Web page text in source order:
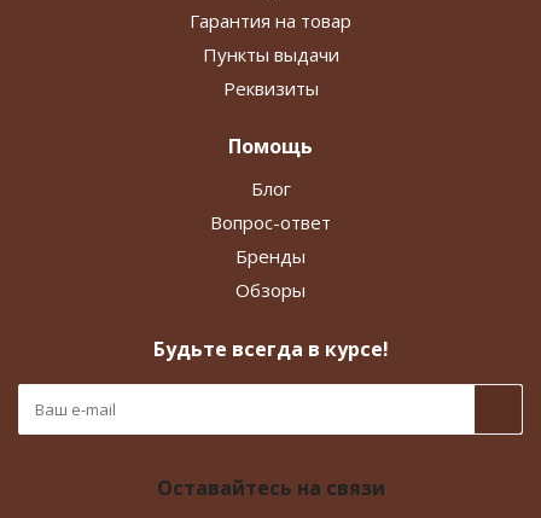
Гарантия на товар
Пункты выдачи
Реквизиты
Помощь
Блог
Вопрос-ответ
Бренды
Обзоры
Будьте всегда в курсе!
Оставайтесь на связи